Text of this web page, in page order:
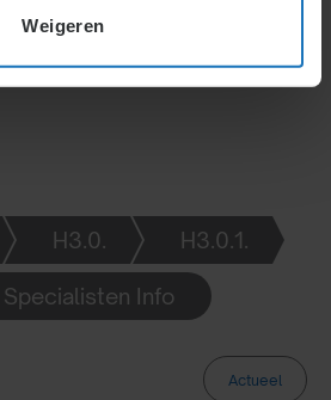
Weigeren
H3.0. H3.0.1.
Specialisten Info
Actueel